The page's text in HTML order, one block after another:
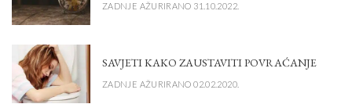
ZADNJE AŽURIRANO 31.10.2022.
SAVJETI KAKO ZAUSTAVITI POVRAĆANJE
ZADNJE AŽURIRANO 02.02.2020.